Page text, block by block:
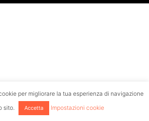
per migliorare la tua esperienza di navigazione
sito.
Accetta Impostazioni cookie